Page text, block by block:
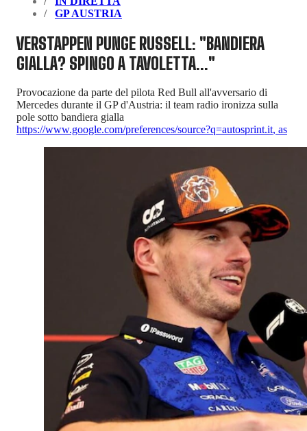
GP AUSTRIA
VERSTAPPEN PUNGE RUSSELL: "BANDIERA
GIALLA? SPINGO A TAVOLETTA..."
Provocazione da parte del pilota Red Bull all'avversario di
Mercedes durante il GP d'Austria: il team radio ironizza sulla
pole sotto bandiera gialla
https://www.google.com/preferences/source?q=autosprint.it, as